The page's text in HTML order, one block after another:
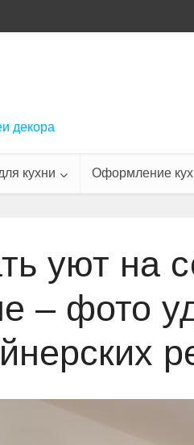
декора
кухни Оформление
уют на
– фото